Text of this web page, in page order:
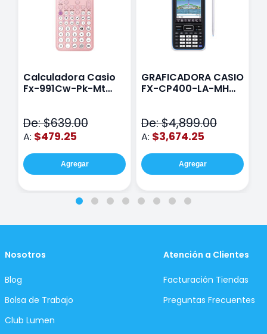
Calculadora Casio
Fx-991Cw-Pk-Mt
De: $639.00
A: $479.25
Agregar
GRAFICADORA CASIO
FX-CP400-LA-MH
De: $4,899.00
A: $3,674.25
Agregar
Nosotros
Blog
Bolsa de Trabajo
Club Lumen
Atención a Clientes
Facturación Tiendas
Preguntas Frecuentes